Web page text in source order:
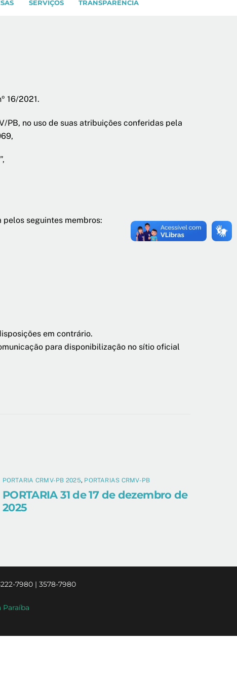
SERVIÇOS TRANSPARÊNCIA
16/2021.
PB, no uso de suas atribuições conferidas pela
pelos seguintes membros:
em contrário.
para disponibilização no sítio oficial
PORTARIA CRMV-PB 2025, PORTARIAS CRMV-PB
PORTARIA 31 de 17 de dezembro de
2025
7980 | 3578-7980
Paraíba